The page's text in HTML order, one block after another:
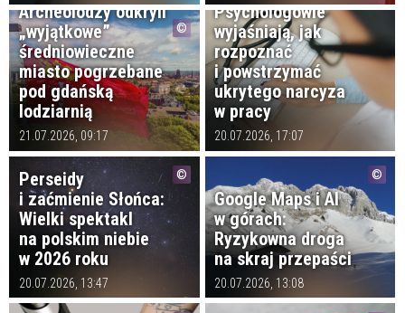
Archeolodzy odkryli
„wyjątkowe”
średniowieczne
miasto pogrzebane
pod gdańską
lodziarnią
21.07.2026, 09:17
Psychologowie
wyjaśniają, jak
rozpoznać
i powstrzymać
ukrytego narcyza
w pracy
20.07.2026, 17:07
Perseidy
i zaćmienie Słońca:
Wielki spektakl
na polskim niebie
w 2026 roku
20.07.2026, 13:47
Google Maps i AI
w górach:
Ryzykowna droga
na skraj przepaści
20.07.2026, 13:08